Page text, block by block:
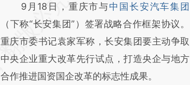
9月18日，重庆市与中国长安汽车集团
（下称“长安集团”）签署战略合作框架协议。
重庆市委书记袁家军称，长安集团要主动争取
中央企业重大改革先行试点，打造央企与地方
合作推进国资国企改革的标志性成果。